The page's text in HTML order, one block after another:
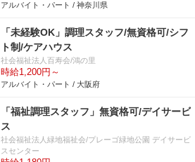
アルバイト・パート / 神奈川県
「未経験OK」調理スタッフ/無資格可/シフ
ト制/ケアハウス
社会福祉法人百寿会/鴻の里
時給1,200円～
アルバイト・パート / 大阪府
「福祉調理スタッフ」無資格可/デイサービ
ス
社会福祉法人緑地福祉会/プレーゴ緑地公園 デイサービ
スセンター